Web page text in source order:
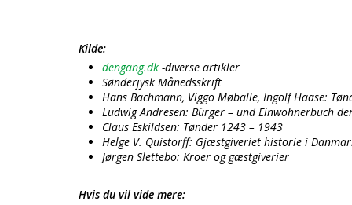
Kilde:
dengang.dk -diverse artikler
Sønderjysk Månedsskrift
Hans Bachmann, Viggo Møballe, Ingolf Haase:
Ludwig Andresen: Bürger – und Einwohnerbuch
Claus Eskildsen: Tønder 1243 – 1943
Helge V. Quistorff: Gjæstgiveriet historie i
Jørgen Slettebo: Kroer og gæstgiverier
Hvis du vil vide mere: